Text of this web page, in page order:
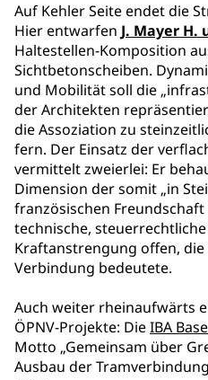
Auf Kehler Seite endet die
Hier entwarfen J. Mayer H.
Haltestellen-Komposition
Sichtbetonscheiben.
und Mobilität soll die
der Architekten
die Assoziation zu
fern. Der Einsatz der
vermittelt zweierlei: Er
Dimension der somit „in
französischen
technische,
Kraftanstrengung offen,
Verbindung bedeutete.
Auch weiter rheinaufwärts
ÖPNV-Projekte: DieIBA
Motto „Gemeinsam über
Ausbau der